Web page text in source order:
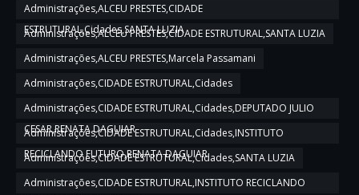
Administrações,ALCEU PRESTES,CIDADE
ESTRUTURAL,Cidades,SANTA LUZIA
Administrações,ALCEU PRESTES,CIDADE ESTRUTURAL,SANTA LUZIA
Administrações,ALCEU PRESTES,Marcela Passamani
Administrações,CIDADE ESTRUTURAL,Cidades
Administrações,CIDADE ESTRUTURAL,Cidades,DEPUTADO JULIO
CESAR,RENATA DAGUIAR
Administrações,CIDADE ESTRUTURAL,Cidades,INSTITUTO
RECICLANDO FUTURO,RENATA DAGUIAR
Administrações,CIDADE ESTRUTURAL,Cidades,SANTA LUZIA
Administrações,CIDADE ESTRUTURAL,INSTITUTO RECICLANDO